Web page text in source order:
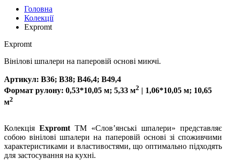
Головна
Колекції
Expromt
Expromt
Вінілові шпалери на паперовій основі миючі.
Артикул: B36; B38; B46,4; В49,4
Формат рулону: 0,53*10,05 м; 5,33 м2 | 1,06*10,05 м; 10,65
м2
Колекція Expromt ТМ «Слов’янські шпалери» представляє
собою вінілові шпалери на паперовій основі зі споживчими
характеристиками и властивостями, що оптимально підходять
для застосування на кухні.